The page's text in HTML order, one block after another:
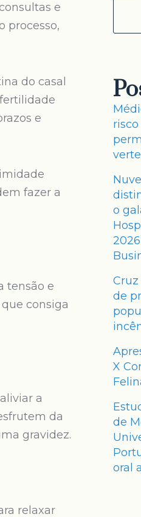
e
processo,
do casal
e
fazer a
tensão e
consiga
a
da
gravidez.
relaxar
o
de
X
de
oral